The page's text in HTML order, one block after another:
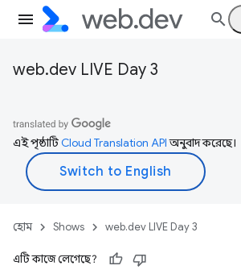
web.dev LIVE Day 3
এই পৃষ্ঠাটিCloud Translation APIঅনুবাদ করেছে।
হোম Shows web.dev LIVE Day 3
এটি কাজে লেগেছে?